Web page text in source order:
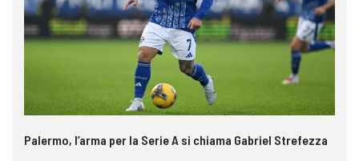
Palermo, l’arma per la Serie A si chiama Gabriel Strefezza